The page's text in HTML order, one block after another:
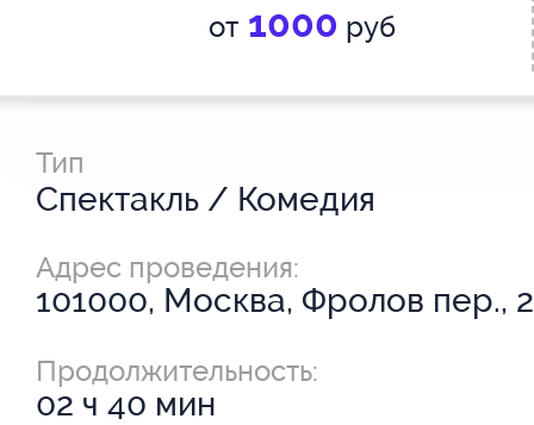
от 1000 руб
Тип
Спектакль / Комедия
Адрес проведения:
101000, Москва, Фролов пер., 2
Продолжительность:
02 ч 40 мин